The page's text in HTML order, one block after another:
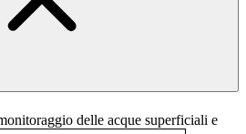
delle acque superficiali e